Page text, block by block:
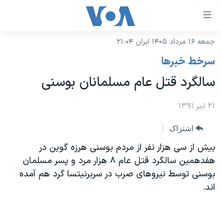
لینکهای
دسترسی
جهش
محتوای
جهش
اصلی
جهش
به
جستجو
نسخه سبک وب‌سایت
موضوع ها
ایران
آمریکا
ورزشی
گزیده‌ها
برنامه های تلویزیونی
جدول برنامه ها
صفحه‌های ویژه
جام جهانی ۲۰۲۶
عملیات خشم حماسی
فرکانس‌های صدای آمریکا
پخش رادیویی
جمعه ۱۶ مرداد ۱۴۰۵ ایران ۲۱:۰۴
سرخط خبرها
سالگرد قتل عام مسلمانان بوسنی
۲۱ تیر ۱۳۹۱
اشتراک
بیش از سی هزار نفر از مردم بوسنی هرزه گوین در
هفدهمین سالگرد قتل عام ۸ هزار مرد و پسر مسلمان
بوسنی توسط نیروهای صرب در سربرنیتسا گرد هم آمده
اند.